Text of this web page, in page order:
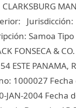
Jurisdicción:
Samoa
FONSECA &
ESTE PANAMA,
1000027 Fecha
2004 Fecha